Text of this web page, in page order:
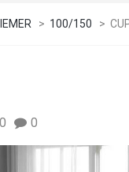
> 100/150 >
0